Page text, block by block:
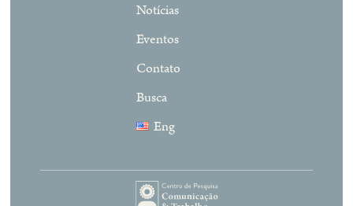
Notícias
Eventos
Contato
Busca
Eng